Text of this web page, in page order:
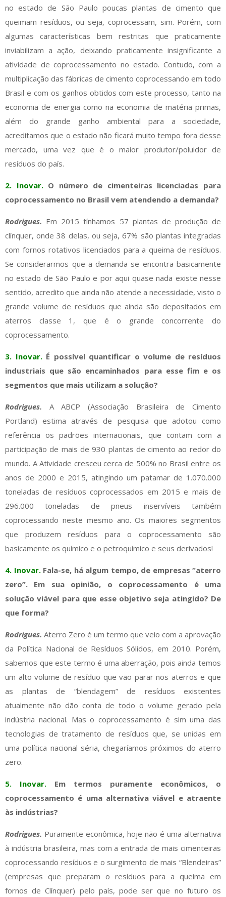
no estado de São Paulo poucas plantas de cimento que
queimam resíduos, ou seja, coprocessam, sim. Porém, com
algumas características bem restritas que praticamente
inviabilizam a ação, deixando praticamente insignificante a
atividade de coprocessamento no estado. Contudo, com a
multiplicação das fábricas de cimento coprocessando em todo
Brasil e com os ganhos obtidos com este processo, tanto na
economia de energia como na economia de matéria primas,
além do grande ganho ambiental para a sociedade,
acreditamos que o estado não ficará muito tempo fora desse
mercado, uma vez que é o maior produtor/poluidor de
resíduos do país.
2. Inovar. O número de cimenteiras licenciadas para
coprocessamento no Brasil vem atendendo a demanda?
Rodrigues. Em 2015 tínhamos 57 plantas de produção de
clínquer, onde 38 delas, ou seja, 67% são plantas integradas
com fornos rotativos licenciados para a queima de resíduos.
Se considerarmos que a demanda se encontra basicamente
no estado de São Paulo e por aqui quase nada existe nesse
sentido, acredito que ainda não atende a necessidade, visto o
grande volume de resíduos que ainda são depositados em
aterros classe 1, que é o grande concorrente do
coprocessamento.
3. Inovar. É possível quantificar o volume de resíduos
industriais que são encaminhados para esse fim e os
segmentos que mais utilizam a solução?
Rodrigues. A ABCP (Associação Brasileira de Cimento
Portland) estima através de pesquisa que adotou como
referência os padrões internacionais, que contam com a
participação de mais de 930 plantas de cimento ao redor do
mundo. A Atividade cresceu cerca de 500% no Brasil entre os
anos de 2000 e 2015, atingindo um patamar de 1.070.000
toneladas de resíduos coprocessados em 2015 e mais de
296.000 toneladas de pneus inservíveis também
coprocessando neste mesmo ano. Os maiores segmentos
que produzem resíduos para o coprocessamento são
basicamente os químico e o petroquímico e seus derivados!
4. Inovar. Fala-se, há algum tempo, de empresas “aterro
zero”. Em sua opinião, o coprocessamento é uma
solução viável para que esse objetivo seja atingido? De
que forma?
Rodrigues. Aterro Zero é um termo que veio com a aprovação
da Política Nacional de Resíduos Sólidos, em 2010. Porém,
sabemos que este termo é uma aberração, pois ainda temos
um alto volume de resíduo que vão parar nos aterros e que
as plantas de “blendagem” de resíduos existentes
atualmente não dão conta de todo o volume gerado pela
indústria nacional. Mas o coprocessamento é sim uma das
tecnologias de tratamento de resíduos que, se unidas em
uma política nacional séria, chegaríamos próximos do aterro
zero.
5. Inovar.
Em termos puramente econômicos, o
coprocessamento é uma alternativa viável e atraente
às indústrias?
Rodrigues. Puramente econômica, hoje não é uma alternativa
à indústria brasileira, mas com a entrada de mais cimenteiras
coprocessando resíduos e o surgimento de mais “Blendeiras”
(empresas que preparam o resíduos para a queima em
fornos de Clínquer) pelo país, pode ser que no futuro os